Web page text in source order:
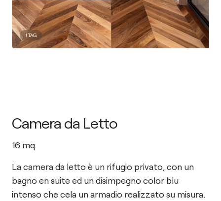
1 TAG
Camera da Letto
16 mq
La camera da letto è un rifugio privato, con un
bagno en suite ed un disimpegno color blu
intenso che cela un armadio realizzato su misura.